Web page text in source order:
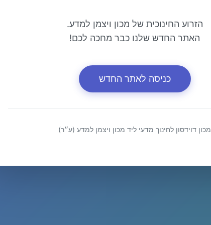
הזרוע החינוכית של מכון ויצמן למדע.
האתר החדש שלנו כבר מחכה לכם!
כניסה לאתר החדש
מכון דוידסון לחינוך מדעי ליד מכון ויצמן למדע (ע״ר)